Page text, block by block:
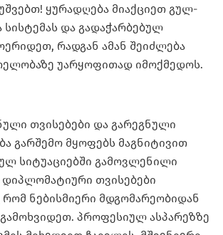
ყურადღება მიაქციეთ გულ-
და გადაჭარბებულ
რადგან ამან შეიძლება
უარყოფითად იმოქმედოს.
თვისებები და გარეგნული
გარშემო მყოფებს მაგნიტივით
სიტუაციებში გამოვლენილი
თვისებები
რომ ნებისმიერი მდგომარეობიდან
პროფესიულ ასპარეზზე